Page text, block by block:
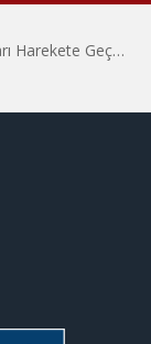
Hiroşima’nın 81. Yılında İtalyan Savaş Karşıtları Harekete Geçti: “Hatırlamak yeterli değil”